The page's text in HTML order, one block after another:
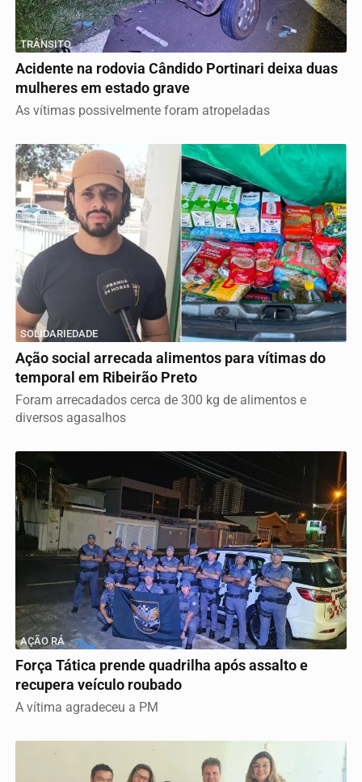
TRÂNSITO
Acidente na rodovia Cândido Portinari deixa duas
mulheres em estado grave
As vítimas possivelmente foram atropeladas
SOLIDARIEDADE
Ação social arrecada alimentos para vítimas do
temporal em Ribeirão Preto
Foram arrecadados cerca de 300 kg de alimentos e
diversos agasalhos
AÇÃO RÁ
Força Tática prende quadrilha após assalto e
recupera veículo roubado
A vítima agradeceu a PM